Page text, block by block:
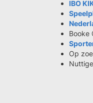
IBO
Booke
Op